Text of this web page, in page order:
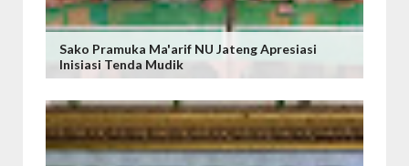
Sako Pramuka Ma'arif NU Jateng Apresiasi
Inisiasi Tenda Mudik